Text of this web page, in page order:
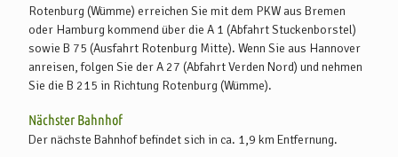
Rotenburg (Wümme) erreichen Sie mit dem PKW aus Bremen
oder Hamburg kommend über die A 1 (Abfahrt Stuckenborstel)
sowie B 75 (Ausfahrt Rotenburg Mitte). Wenn Sie aus Hannover
anreisen, folgen Sie der A 27 (Abfahrt Verden Nord) und nehmen
Sie die B 215 in Richtung Rotenburg (Wümme).
Nächster Bahnhof
Der nächste Bahnhof befindet sich in ca. 1,9 km Entfernung.